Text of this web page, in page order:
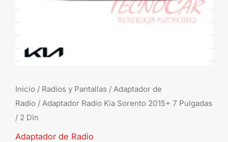
Inicio / Radios y Pantallas / Adaptador de
Radio / Adaptador Radio Kia Sorento 2015+ 7 Pulgadas
/ 2 Din
Adaptador de Radio